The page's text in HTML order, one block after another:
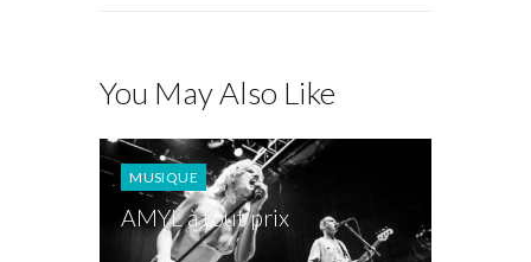
You May Also Like
MUSIQUE
AMYL à tout prix